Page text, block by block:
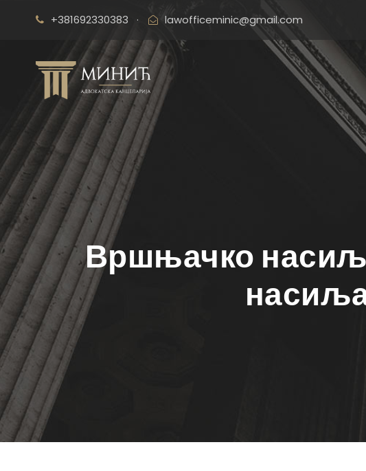
+381692330383 · lawofficeminic@gmail.com
Вршњачко